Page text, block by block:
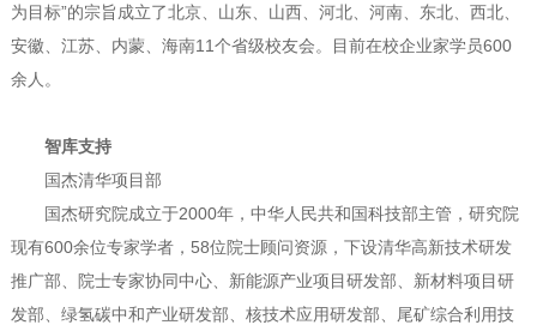
为目标”的宗旨成立了北京、山东、山西、河北、河南、东北、西北、
安徽、江苏、内蒙、海南11个省级校友会。目前在校企业家学员600
余人。
智库支持
国杰清华项目部
国杰研究院成立于2000年，中华人民共和国科技部主管，研究院
现有600余位专家学者，58位院士顾问资源，下设清华高新技术研发
推广部、院士专家协同中心、新能源产业项目研发部、新材料项目研
发部、绿氢碳中和产业研发部、核技术应用研发部、尾矿综合利用技